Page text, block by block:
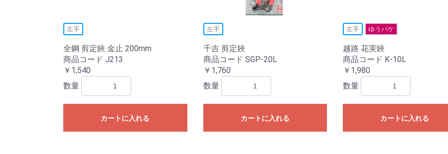
左手
全鋼 剪定鋏 金止 200mm
商品コード J213
￥1,540
数量
カートに入れる
左手
千吉 剪定鋏
商品コード SGP-20L
￥1,760
数量
カートに入れる
左手 ゆうパケ
越路 花実鋏
商品コード K-10L
￥1,980
数量
カートに入れる